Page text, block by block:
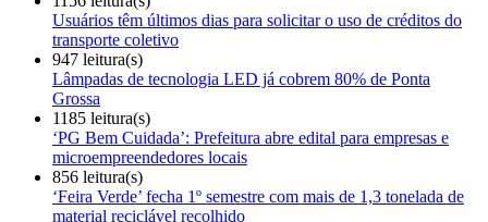
Usuários têm últimos dias para solicitar o uso de créditos do
transporte coletivo
947 leitura(s)
Lâmpadas de tecnologia LED já cobrem 80% de Ponta
Grossa
1185 leitura(s)
‘PG Bem Cuidada’: Prefeitura abre edital para empresas e
microempreendedores locais
856 leitura(s)
‘Feira Verde’ fecha 1º semestre com mais de 1,3 tonelada de
material reciclável recolhido